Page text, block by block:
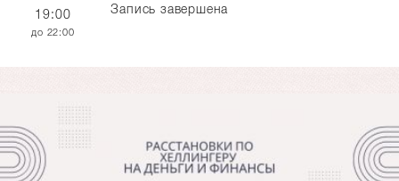
19:00
22:00
Запись завершена